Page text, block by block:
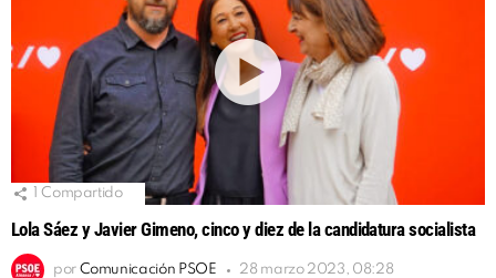
Compartido
Lola Sáez y Javier Gimeno, cinco y diez de la candidatura socialista
por Comunicación PSOE 28 marzo 2023, 08:28